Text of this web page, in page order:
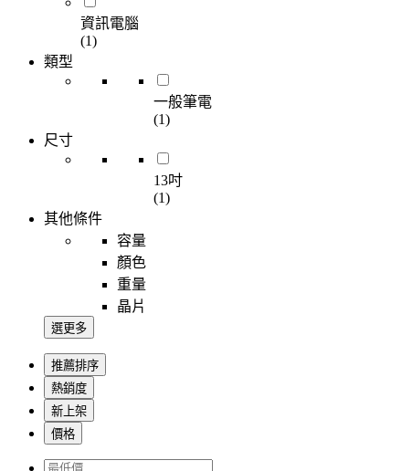
資訊電腦
(1)
類型
一般筆電
(1)
尺寸
13吋
(1)
其他條件
容量
顏色
重量
晶片
選更多
推薦排序
熱銷度
新上架
價格